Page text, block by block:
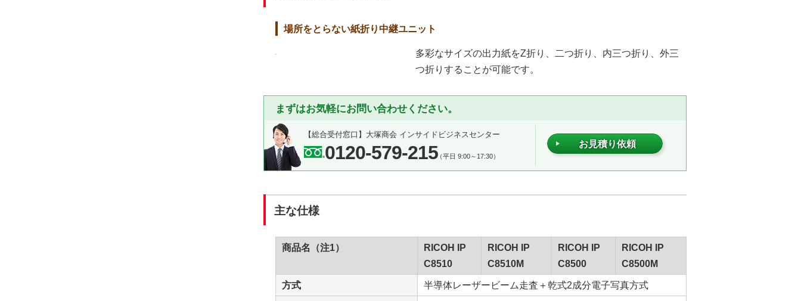
場所をとらない紙折り中継ユニット
多彩なサイズの出力紙をZ折り、二つ折り、内三つ折り、外三
つ折りすることが可能です。
まずはお気軽にお問い合わせください。
【総合受付窓口】 大塚商会 インサイドビジネスセンター
0120-579-215（平日 9:00～17:30）
お見積り依頼
主な仕様
商品名（注1）
RICOH IP
C8510
RICOH IP
C8510M
RICOH IP
C8500
RICOH IP
C8500M
方式 半導体レーザービーム走査＋乾式2成分電子写真方式